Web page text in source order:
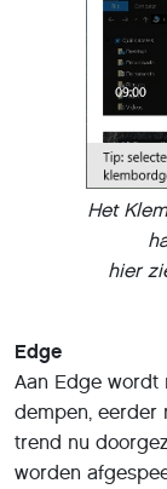
Het
hier
Edge
Aan Edge
dempen, eerder
trend nu
worden